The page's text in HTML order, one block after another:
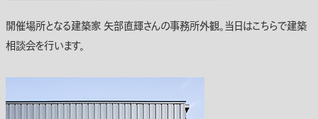
開催場所となる建築家 矢部直輝さんの事務所外観。当日はこちらで建築
相談会を行います。